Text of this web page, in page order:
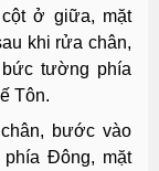
ở giữa, mặt
khi rửa chân,
tường phía
Tôn.
bước vào
Đông, mặt